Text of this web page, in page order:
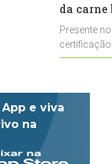
da
Presente
e viva
na